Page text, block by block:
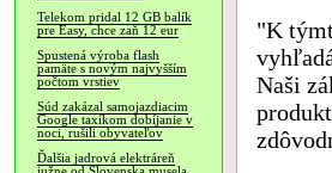
Telekom pridal 12 GB balík
pre Easy, chce zaň 12 eur
Spustená výroba flash
pamäte s novým najvyšším
počtom vrstiev
Súd zakázal samojazdiacim
Google taxíkom dobíjanie v
noci, rušili obyvateľov
Ďalšia jadrová elektráreň
"K
Naši